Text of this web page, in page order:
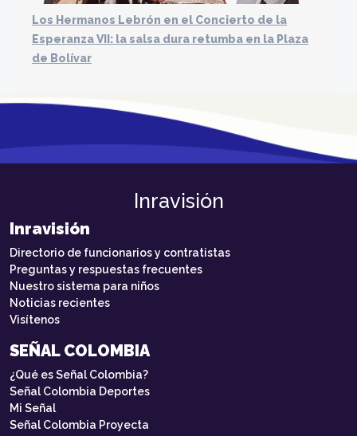
Los Hermanos Lebrón en el Concierto de la
Esperanza VII: la salsa dura retumba en la Plaza
de Bolívar
Inravisión
Inravisión
Directorio de funcionarios y contratistas
Preguntas y respuestas frecuentes
Nuestro sistema para niños
Noticias recientes
Visítenos
SEÑAL COLOMBIA
¿Qué es Señal Colombia?
Señal Colombia Deportes
Mi Señal
Señal Colombia Proyecta